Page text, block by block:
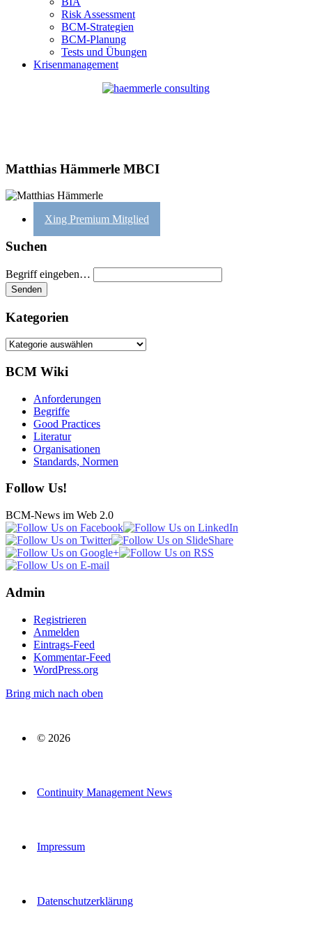
Risk Assessment
BCM-Strategien
BCM-Planung
Tests und Übungen
Krisenmanagement
Matthias Hämmerle MBCI
Xing Premium Mitglied
Suchen
Begriff eingeben…
Kategorien
Kategorien
BCM Wiki
Anforderungen
Begriffe
Good Practices
Literatur
Organisationen
Standards, Normen
Follow Us!
BCM-News im Web 2.0
Admin
Registrieren
Anmelden
Eintrags-Feed
Kommentar-Feed
WordPress.org
Bring mich nach oben
© 2026
Continuity Management News
Impressum
Datenschutzerklärung